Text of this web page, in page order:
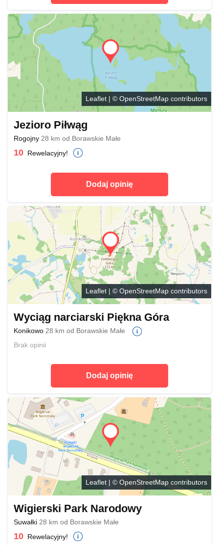
Leaflet | © OpenStreetMap contributors
Jezioro Piłwąg
Rogojny 28 km od Borawskie Małe
10 Rewelacyjny!
Dodaj opinię
Leaflet | © OpenStreetMap contributors
Wyciąg narciarski Piękna Góra
Konikowo 28 km od Borawskie Małe
Brak opinii
Dodaj opinię
Leaflet | © OpenStreetMap contributors
Wigierski Park Narodowy
Suwałki 28 km od Borawskie Małe
10 Rewelacyjny!